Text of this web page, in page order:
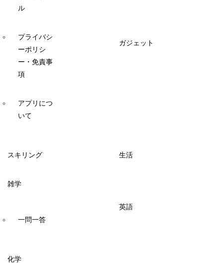
ル
プライバシ
ーポリシ
ー・免責事
項
アプリにつ
いて
ガジェット
スキリング 生活
雑学
一問一答
英語
化学